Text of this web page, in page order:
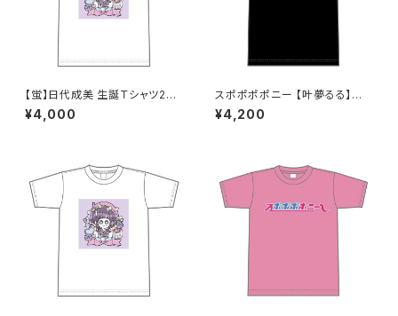
【蛍】日代成美 生誕Ｔシャツ202
5 M〜XLサイズ
¥4,000
スポポポポニー 【叶夢るる】生
誕祭Tシャツ ブラック XXL〜XX
XLサイズ
¥4,200